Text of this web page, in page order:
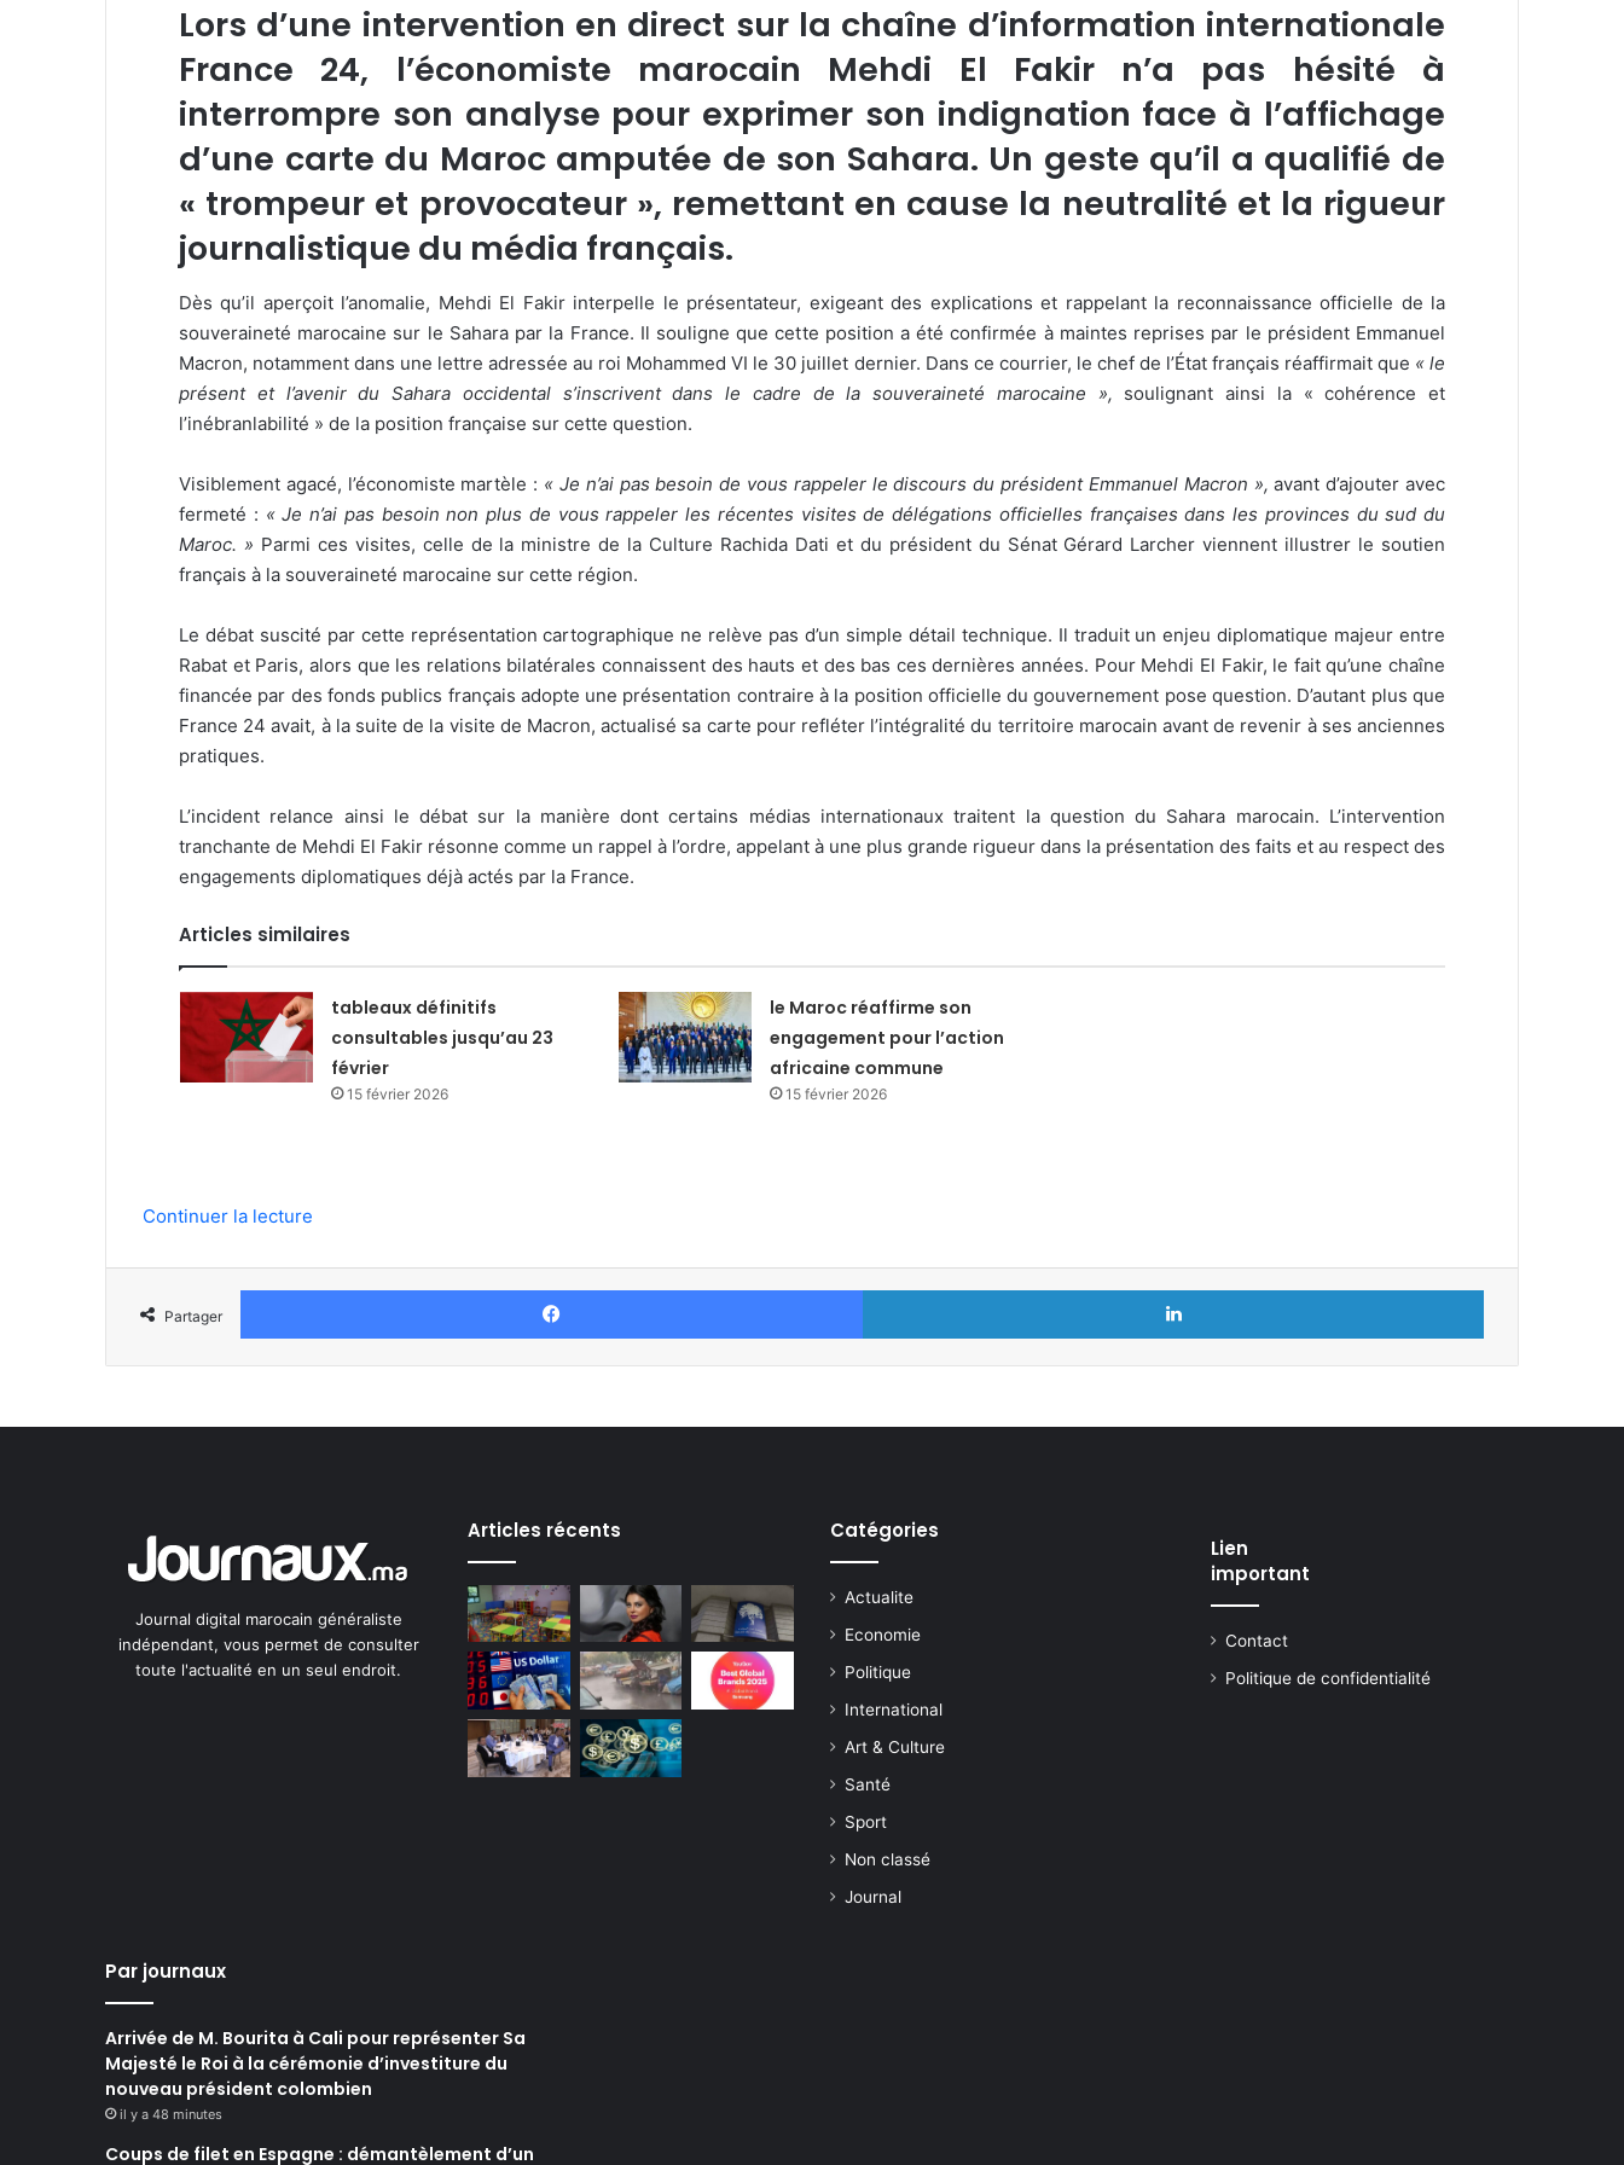
Lors d’une intervention en direct sur la chaîne d’information internationale
France 24, l’économiste marocain Mehdi El Fakir n’a pas hésité à
interrompre son analyse pour exprimer son indignation face à l’affichage
d’une carte du Maroc amputée de son Sahara. Un geste qu’il a qualifié de
« trompeur et provocateur », remettant en cause la neutralité et la rigueur
journalistique du média français.
Dès qu’il aperçoit l’anomalie, Mehdi El Fakir interpelle le présentateur, exigeant des explications et rappelant la reconnaissance officielle de la
souveraineté marocaine sur le Sahara par la France. Il souligne que cette position a été confirmée à maintes reprises par le président Emmanuel
Macron, notamment dans une lettre adressée au roi Mohammed VI le 30 juillet dernier. Dans ce courrier, le chef de l’État français réaffirmait que « le
présent et l’avenir du Sahara occidental s’inscrivent dans le cadre de la souveraineté marocaine », soulignant ainsi la « cohérence et
l’inébranlabilité » de la position française sur cette question.
Visiblement agacé, l’économiste martèle : « Je n’ai pas besoin de vous rappeler le discours du président Emmanuel Macron », avant d’ajouter avec
fermeté : « Je n’ai pas besoin non plus de vous rappeler les récentes visites de délégations officielles françaises dans les provinces du sud du
Maroc. » Parmi ces visites, celle de la ministre de la Culture Rachida Dati et du président du Sénat Gérard Larcher viennent illustrer le soutien
français à la souveraineté marocaine sur cette région.
Le débat suscité par cette représentation cartographique ne relève pas d’un simple détail technique. Il traduit un enjeu diplomatique majeur entre
Rabat et Paris, alors que les relations bilatérales connaissent des hauts et des bas ces dernières années. Pour Mehdi El Fakir, le fait qu’une chaîne
financée par des fonds publics français adopte une présentation contraire à la position officielle du gouvernement pose question. D’autant plus que
France 24 avait, à la suite de la visite de Macron, actualisé sa carte pour refléter l’intégralité du territoire marocain avant de revenir à ses anciennes
pratiques.
L’incident relance ainsi le débat sur la manière dont certains médias internationaux traitent la question du Sahara marocain. L’intervention
tranchante de Mehdi El Fakir résonne comme un rappel à l’ordre, appelant à une plus grande rigueur dans la présentation des faits et au respect des
engagements diplomatiques déjà actés par la France.
Articles similaires
tableaux définitifs
consultables jusqu’au 23
février
15 février 2026
le Maroc réaffirme son
engagement pour l’action
africaine commune
15 février 2026
Continuer la lecture
Partager
Facebook Linkedin
Journal digital marocain généraliste
indépendant, vous permet de consulter
toute l'actualité en un seul endroit.
Articles récents Catégories
Actualite
Economie
Politique
International
Art & Culture
Santé
Sport
Non classé
Journal
Lien
important
Contact
Politique de confidentialité
Par journaux
Arrivée de M. Bourita à Cali pour représenter Sa
Majesté le Roi à la cérémonie d’investiture du
nouveau président colombien
il y a 48 minutes
Coups de filet en Espagne : démantèlement d’un